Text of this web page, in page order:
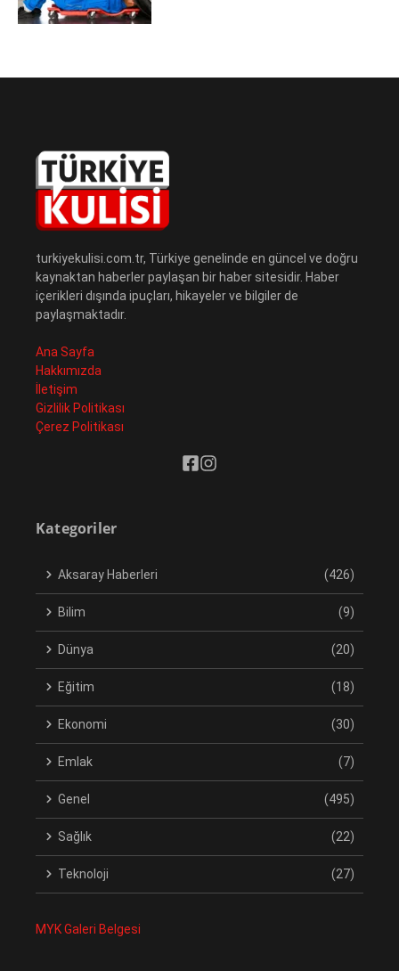
turkiyekulisi.com.tr, Türkiye genelinde en güncel ve doğru
kaynaktan haberler paylaşan bir haber sitesidir. Haber
içerikleri dışında ipuçları, hikayeler ve bilgiler de
paylaşmaktadır.
Ana Sayfa
Hakkımızda
İletişim
Gizlilik Politikası
Çerez Politikası
Kategoriler
Aksaray Haberleri (426)
Bilim (9)
Dünya (20)
Eğitim (18)
Ekonomi (30)
Emlak (7)
Genel (495)
Sağlık (22)
Teknoloji (27)
MYK Galeri Belgesi